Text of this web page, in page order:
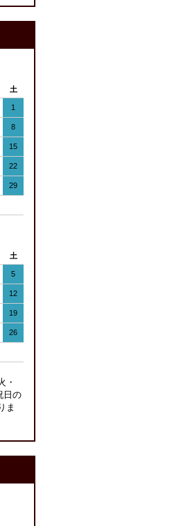
土
1
8
15
22
29
土
5
12
19
26
・
日の
ま